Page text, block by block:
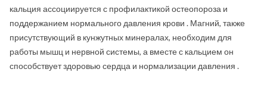
кальция ассоциируется с профилактикой остеопороза и
поддержанием нормального давления крови . Магний, также
присутствующий в кунжутных минералах, необходим для
работы мышц и нервной системы, а вместе с кальцием он
способствует здоровью сердца и нормализации давления .